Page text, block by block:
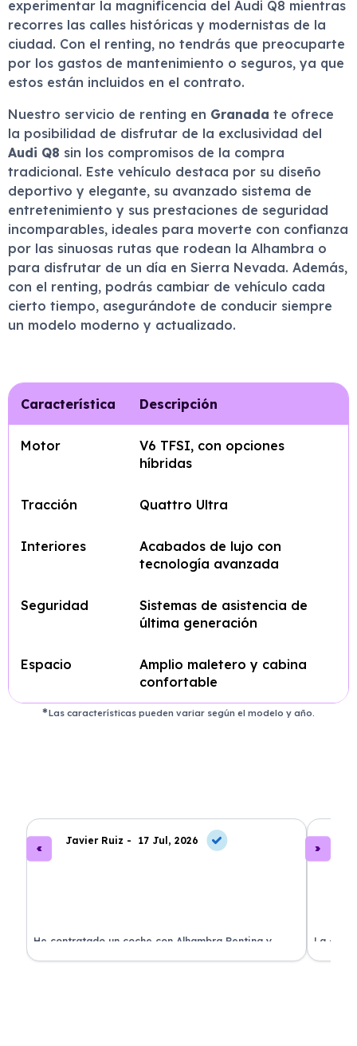
experimentar la magnificencia del Audi Q8 mientras
recorres las calles históricas y modernistas de la
ciudad. Con el renting, no tendrás que preocuparte
por los gastos de mantenimiento o seguros, ya que
estos están incluidos en el contrato.
Nuestro servicio de renting en Granada te ofrece
la posibilidad de disfrutar de la exclusividad del
Audi Q8 sin los compromisos de la compra
tradicional. Este vehículo destaca por su diseño
deportivo y elegante, su avanzado sistema de
entretenimiento y sus prestaciones de seguridad
incomparables, ideales para moverte con confianza
por las sinuosas rutas que rodean la Alhambra o
para disfrutar de un día en Sierra Nevada. Además,
con el renting, podrás cambiar de vehículo cada
cierto tiempo, asegurándote de conducir siempre
un modelo moderno y actualizado.
Característica Descripción
Motor
V6 TFSI, con opciones
híbridas
Tracción Quattro Ultra
Interiores
Acabados de lujo con
tecnología avanzada
Seguridad
Sistemas de asistencia de
última generación
Espacio
Amplio maletero y cabina
confortable
Las características pueden variar según el modelo y año.
Javier Ruiz - 17 Jul, 2026
He contratado un coche con Alhambra Renting y
estoy impresionado. Todo ha sido transparente y sin
La